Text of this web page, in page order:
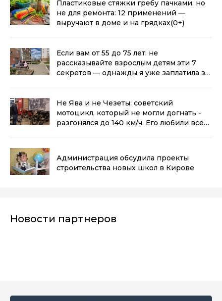
Пластиковые стяжки гребу пачками, но
не для ремонта: 12 применений —
выручают в доме и на грядках(0+)
Если вам от 55 до 75 лет: не
рассказывайте взрослым детям эти 7
секретов — однажды я уже заплатила за
Не Ява и не Чезеты: советский
мотоцикл, который не могли догнать -
разгонялся до 140 км/ч. Его любили всем
Администрация обсудила проекты
строительства новых школ в Кирове
Новости партнеров